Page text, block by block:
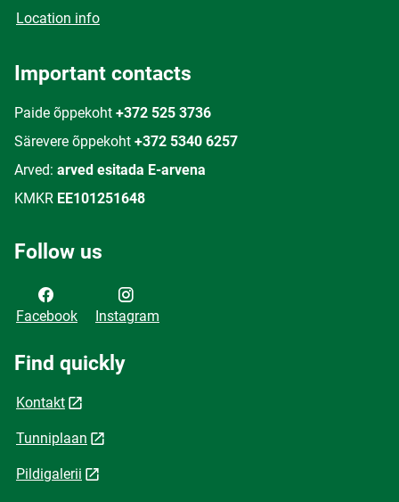
Location info
Important contacts
Paide õppekoht +372 525 3736
Särevere õppekoht +372 5340 6257
Arved: arved esitada E-arvena
KMKR EE101251648
Follow us
Facebook Instagram
Find quickly
Kontakt
Tunniplaan
Pildigalerii